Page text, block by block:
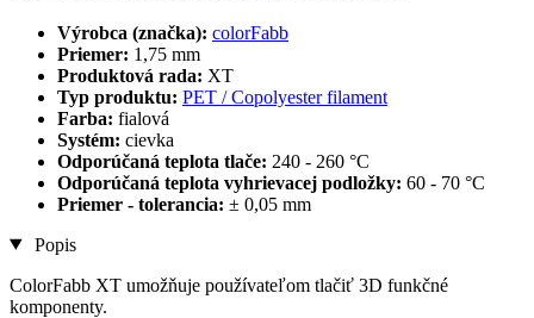
Výrobca (značka): colorFabb
Priemer: 1,75 mm
Produktová rada: XT
Typ produktu: PET / Copolyester filament
Farba: fialová
Systém: cievka
Odporúčaná teplota tlače: 240 - 260 °C
Odporúčaná teplota vyhrievacej podložky: 60 - 70 °C
Priemer - tolerancia: ± 0,05 mm
Popis
ColorFabb XT umožňuje používateľom tlačiť 3D funkčné
komponenty.